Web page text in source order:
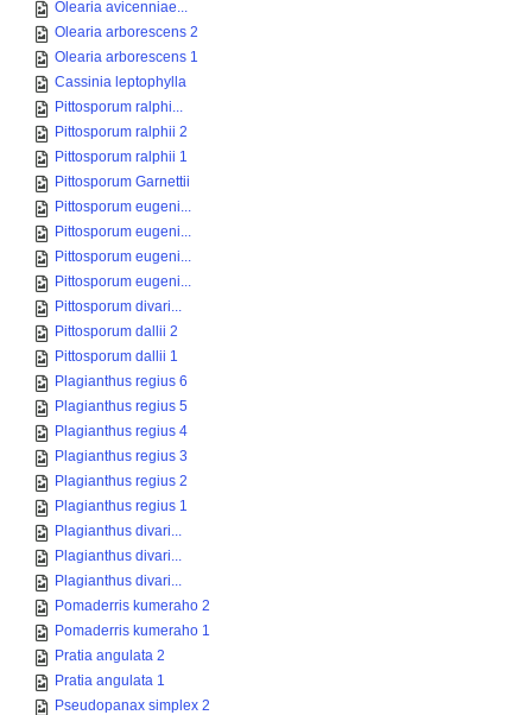
Olearia avicenniae...
Olearia arborescens 2
Olearia arborescens 1
Cassinia leptophylla
Pittosporum ralphi...
Pittosporum ralphii 2
Pittosporum ralphii 1
Pittosporum Garnettii
Pittosporum eugeni...
Pittosporum eugeni...
Pittosporum eugeni...
Pittosporum eugeni...
Pittosporum divari...
Pittosporum dallii 2
Pittosporum dallii 1
Plagianthus regius 6
Plagianthus regius 5
Plagianthus regius 4
Plagianthus regius 3
Plagianthus regius 2
Plagianthus regius 1
Plagianthus divari...
Plagianthus divari...
Plagianthus divari...
Pomaderris kumeraho 2
Pomaderris kumeraho 1
Pratia angulata 2
Pratia angulata 1
Pseudopanax simplex 2